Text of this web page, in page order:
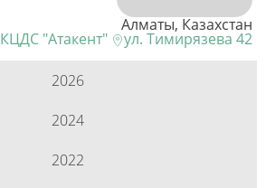
Алматы, Казахстан
КЦДС "Атакент" ул. Тимирязева 42
2026
2024
2022